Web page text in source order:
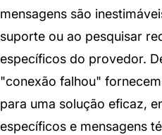
mensagens são
suporte ou ao pesquisar
específicos do provedor.
"conexão falhou"
para uma solução eficaz,
específicos e mensagens